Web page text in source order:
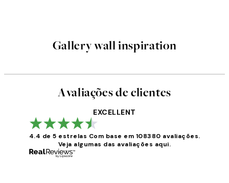
Gallery wall inspiration
Avaliações de clientes
EXCELLENT
4.4 de 5 estrelas Com base em 108380 avaliações.
Veja algumas das avaliações aqui.